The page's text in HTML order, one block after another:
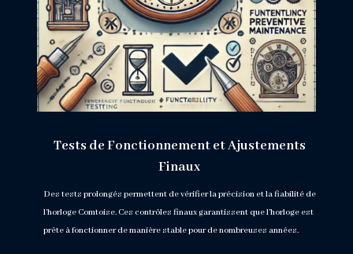
Tests de Fonctionnement et Ajustements
Finaux
Des tests prolongés permettent de vérifier la précision et la fiabilité de
l’horloge Comtoise. Ces contrôles finaux garantissent que l’horloge est
prête à fonctionner de manière stable pour de nombreuses années.